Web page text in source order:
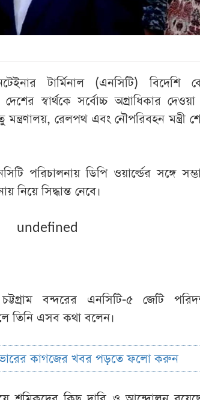
টার্মিনাল (এনসিটি) বিদেশি
স্বার্থকে সর্বোচ্চ অগ্রাধিকার
রেলপথ এবং নৌপরিবহন মন্ত্রী
পরিচালনায় ডিপি ওয়ার্ল্ডের সঙ্গে
নিয়ে সিদ্ধান্ত নেবে।
undefined
বন্দরের এনসিটি-৫ জেটি
তিনি এসব কথা বলেন।
কাগজের খবর পড়তে ফলো করুন